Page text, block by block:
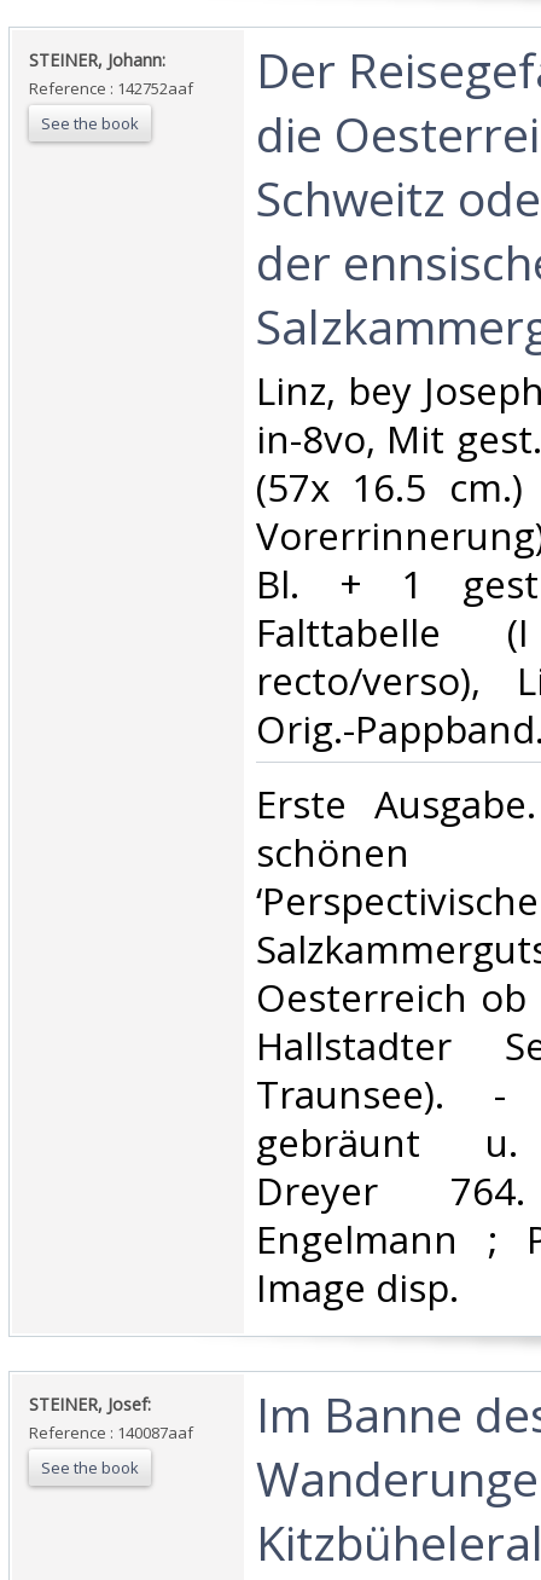
‎STEINER, Johann:‎
Reference : 142752aaf
See the book
‎Der
die
Schweitz
der
‎Linz, bey
in-8vo, Mit
(57x 16.5
Bl. + 1
recto/verso),
Orig.-
‎Erste
schönen
Oesterreich ob
Hallstadter
Traunsee). -
gebräunt u.
Dreyer
Engelmann ;
Image disp.‎
‎STEINER, Josef:‎
Reference : 140087aaf
See the book
‎Im Banne